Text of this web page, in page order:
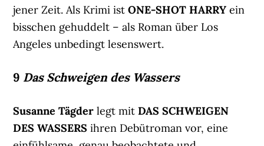
jener Zeit. Als Krimi istONE-SHOT HARRY ein
bisschen gehuddelt – als Roman über Los
Angeles unbedingt lesenswert.
9 Das Schweigen des Wassers
Susanne Tägder legt mitDAS SCHWEIGEN
DES WASSERSihren Debütroman vor, eine